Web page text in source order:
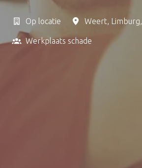
Op locatie Weert, Limburg,
Werkplaats schade